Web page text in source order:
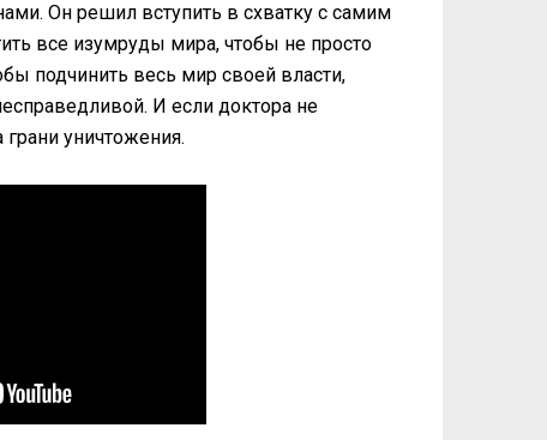
Он решил вступить в схватку с самим
все изумруды мира, чтобы не просто
подчинить весь мир своей власти,
И если доктора не
грани уничтожения.